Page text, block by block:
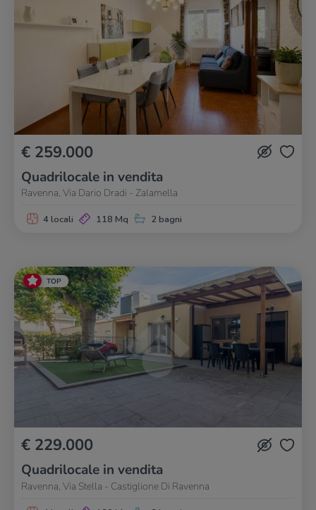
€ 259.000
Quadrilocale in vendita
Ravenna, Via Dario Dradi - Zalamella
4 locali 118 Mq 2 bagni
TOP
€ 229.000
Quadrilocale in vendita
Ravenna, Via Stella - Castiglione Di Ravenna